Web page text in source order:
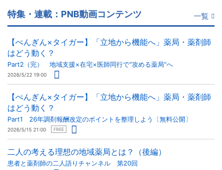
特集・連載：PNB動画コンテンツ 一覧
【ぺんぎん×タイガー】「立地から機能へ」薬局・薬剤師
はどう動く？
Part2（完） 地域支援×在宅×医師同行で"攻める薬局"へ
2026/5/22 19:00
【ぺんぎん×タイガー】「立地から機能へ」薬局・薬剤師
はどう動く？
Part1 26年調剤報酬改定のポイントを整理しよう〔無料公開〕
2026/5/15 21:00 FREE
二人の考える理想の地域薬局とは？（後編）
患者と薬剤師の二人語りチャンネル 第20回